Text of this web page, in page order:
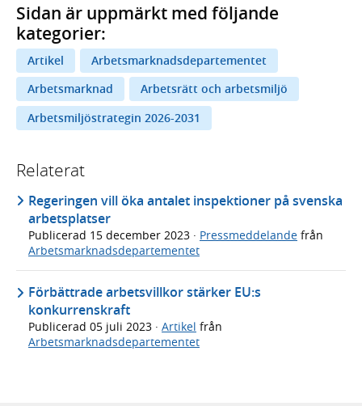
Sidan är uppmärkt med följande
kategorier:
Artikel
Arbetsmarknadsdepartementet
Arbetsmarknad
Arbetsrätt och arbetsmiljö
Arbetsmiljöstrategin 2026-2031
Relaterat
Regeringen vill öka antalet inspektioner på svenska
arbetsplatser
Publicerad 15 december 2023 · Pressmeddelande från
Arbetsmarknadsdepartementet
Förbättrade arbetsvillkor stärker EU:s
konkurrenskraft
Publicerad 05 juli 2023 · Artikel från
Arbetsmarknadsdepartementet